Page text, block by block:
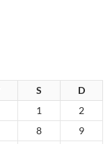
S
D
1
2
8
9